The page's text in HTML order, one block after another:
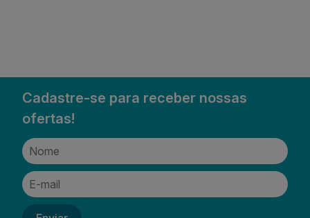
Cadastre-se para receber nossas
ofertas!